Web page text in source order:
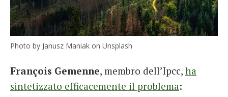
Photo by Janusz Maniak on Unsplash
François Gemenne, membro dell’Ipcc, ha
sintetizzato efficacemente il problema: